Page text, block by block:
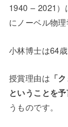
1940 – 2021）
にノーベル物理
小林博士は64
授賞理由は 「
ということを
うものです。